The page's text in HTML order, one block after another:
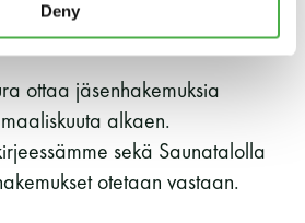
Deny
alkaa maaliskuun
ottaa jäsenhakemuksia
alkaen.
sekä Saunatalolla
otetaan vastaan.